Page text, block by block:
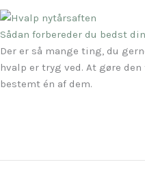
Sådan forbereder du bedst
Der er så mange ting, du
hvalp er tryg ved. At gøre
bestemt én af dem.